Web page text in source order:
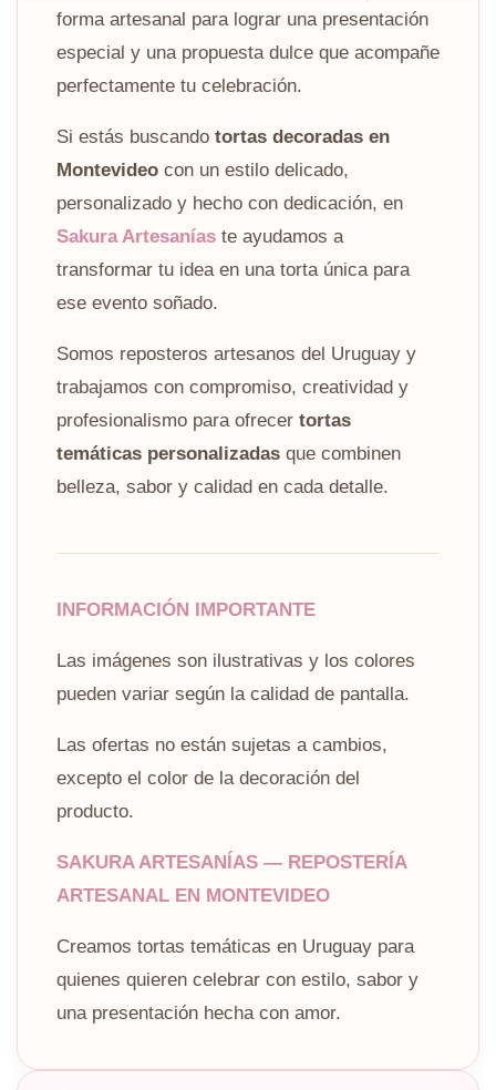
forma artesanal para lograr una presentación
especial y una propuesta dulce que acompañe
perfectamente tu celebración.
Si estás buscando tortas decoradas en
Montevideo con un estilo delicado,
personalizado y hecho con dedicación, en
Sakura Artesanías te ayudamos a
transformar tu idea en una torta única para
ese evento soñado.
Somos reposteros artesanos del Uruguay y
trabajamos con compromiso, creatividad y
profesionalismo para ofrecer tortas
temáticas personalizadas que combinen
belleza, sabor y calidad en cada detalle.
INFORMACIÓN IMPORTANTE
Las imágenes son ilustrativas y los colores
pueden variar según la calidad de pantalla.
Las ofertas no están sujetas a cambios,
excepto el color de la decoración del
producto.
SAKURA ARTESANÍAS — REPOSTERÍA
ARTESANAL EN MONTEVIDEO
Creamos tortas temáticas en Uruguay para
quienes quieren celebrar con estilo, sabor y
una presentación hecha con amor.